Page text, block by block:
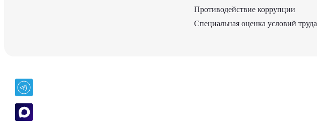
Противодействие коррупции
Специальная оценка условий труда